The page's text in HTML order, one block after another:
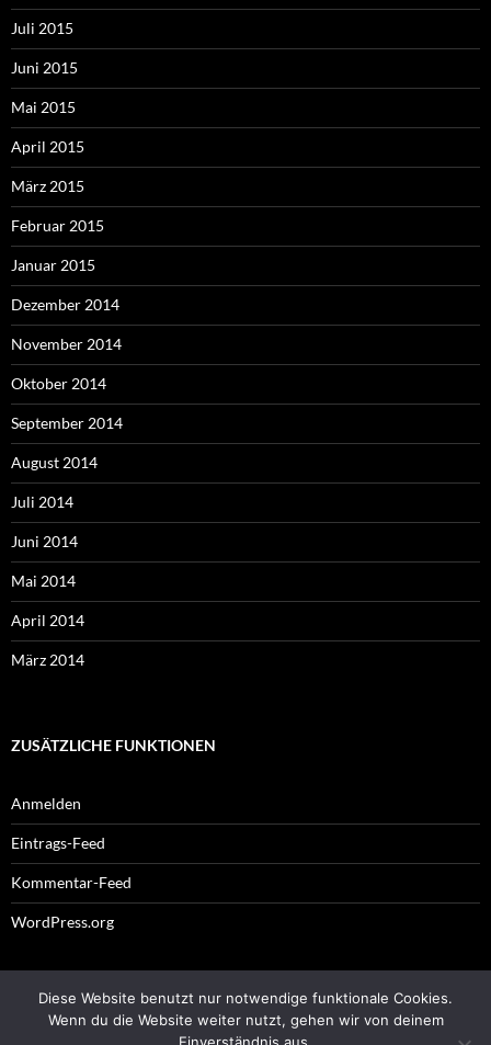
Juli 2015
Juni 2015
Mai 2015
April 2015
März 2015
Februar 2015
Januar 2015
Dezember 2014
November 2014
Oktober 2014
September 2014
August 2014
Juli 2014
Juni 2014
Mai 2014
April 2014
März 2014
ZUSÄTZLICHE FUNKTIONEN
Anmelden
Eintrags-Feed
Kommentar-Feed
WordPress.org
Impressum
Diese Website benutzt nur notwendige funktionale Cookies.
Wenn du die Website weiter nutzt, gehen wir von deinem